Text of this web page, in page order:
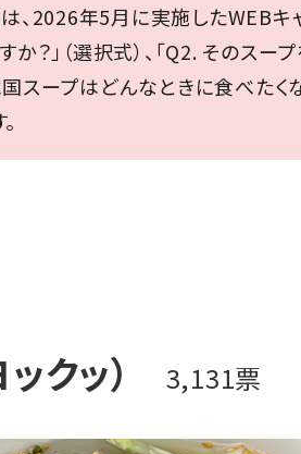
、2026年5月に実施したWEBキ
？」（選択式）、「Q2. そのス
国スープはどんなときに食べたく
クッ） 3,131票